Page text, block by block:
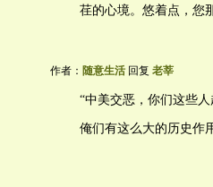
荏的心境。悠着点，您
作者： 随意生活 回复 老莘
“中美交恶，你们这些
俺们有这么大的历史作